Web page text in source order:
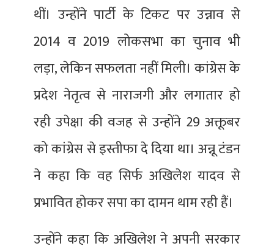
थीं। उन्होंने पार्टी के टिकट पर उन्नाव से
2014 व 2019 लोकसभा का चुनाव भी
लड़ा, लेकिन सफलता नहीं मिली। कांग्रेस के
प्रदेश नेतृत्व से नाराजगी और लगातार हो
रही उपेक्षा की वजह से उन्होंने 29 अक्तूबर
को कांग्रेस से इस्तीफा दे दिया था। अन्नू टंडन
ने कहा कि वह सिर्फ अखिलेश यादव से
प्रभावित होकर सपा का दामन थाम रही हैं।
उन्होंने कहा कि अखिलेश ने अपनी सरकार